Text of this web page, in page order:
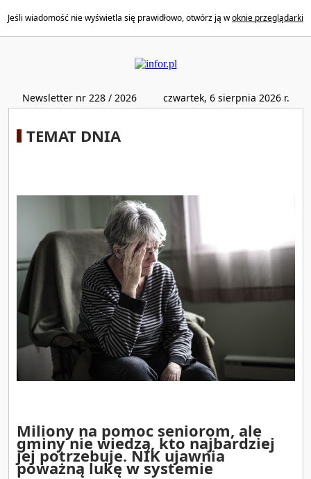
Jeśli wiadomość nie wyświetla się prawidłowo, otwórz ją woknie przeglądarki
Newsletter nr 228 / 2026 czwartek, 6 sierpnia 2026 r.
TEMAT DNIA
Miliony na pomoc seniorom, ale
gminy nie wiedzą, kto najbardziej
jej potrzebuje. NIK ujawnia
poważną lukę w systemie